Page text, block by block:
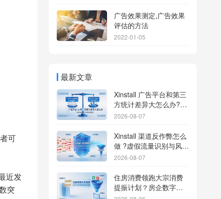
可
近发
突
广告效果测定,广告效果
评估的方法
2022-01-05
最新文章
Xinstall 广告平台和第三
方统计差异大怎么办?数
据误差排查指南
2026-08-07
Xinstall 渠道反作弊怎么
做 ?虚假流量识别与风控
防刷解析
2026-08-07
住房消费领跑大宗消费
提振计划？房企数字化
转型加速线下场景智能